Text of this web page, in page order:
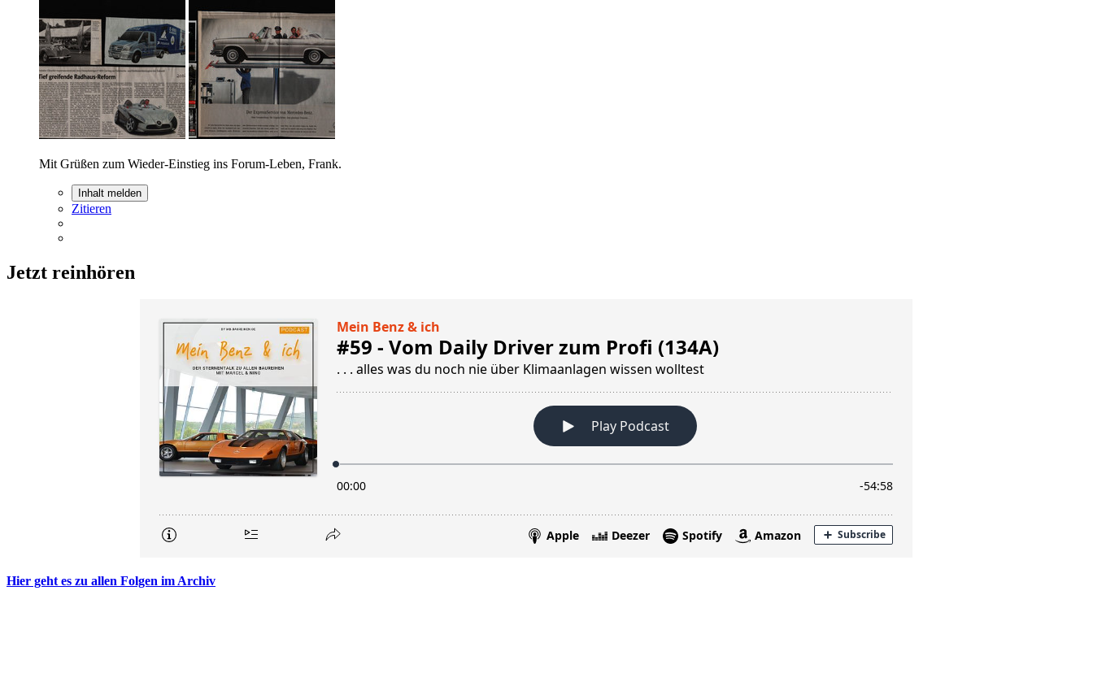
Mit Grüßen zum Wieder-Einstieg ins Forum-Leben, Frank.
Inhalt melden
Zitieren
Jetzt reinhören
Hier geht es zu allen Folgen im Archiv